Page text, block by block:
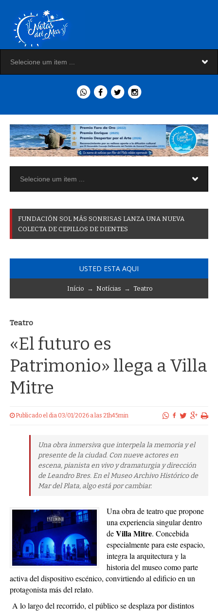
FUNDACIÓN SOL MÁS SONRISAS LANZA UNA NUEVA
COLECTA DE CEPILLOS DE DIENTES
USTED ESTA AQUI
Início → Notícias → Teatro
Teatro
«El futuro es
Patrimonio» llega a Villa
Mitre
Publicado el dia 03/01/2026 a las 21h45min
Una obra inmersiva que interpela la memoria y el
presente de la ciudad. Con nueve actores en
escena, pianista en vivo y dramaturgia y dirección
de Leandro Bres. En el Museo Archivo Histórico de
Mar del Plata, algo está por cambiar.
Una obra de teatro que propone
una experiencia singular dentro
deVilla Mitre. Concebida
especialmente para este espacio,
integra la arquitectura y la
historia del museo como parte
activa del dispositivo escénico, convirtiendo al edificio en un
protagonista más del relato.
A lo largo del recorrido, el público se desplaza por distintos